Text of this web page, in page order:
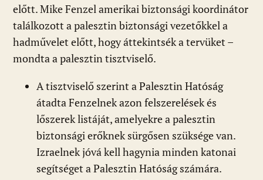
előtt. Mike Fenzel amerikai biztonsági koordinátor
találkozott a palesztin biztonsági vezetőkkel a
hadművelet előtt, hogy áttekintsék a tervüket –
mondta a palesztin tisztviselő.
A tisztviselő szerint a Palesztin Hatóság
átadta Fenzelnek azon felszerelések és
lőszerek listáját, amelyekre a palesztin
biztonsági erőknek sürgősen szüksége van.
Izraelnek jóvá kell hagynia minden katonai
segítséget a Palesztin Hatóság számára.